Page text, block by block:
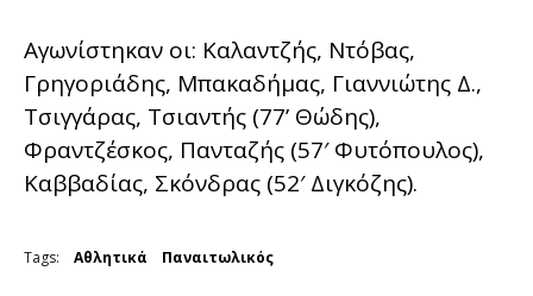
Αγωνίστηκαν οι: Καλαντζής, Ντόβας,
Γρηγοριάδης, Μπακαδήμας, Γιαννιώτης Δ.,
Τσιγγάρας, Τσιαντής (77’ Θώδης),
Φραντζέσκος, Πανταζής (57′ Φυτόπουλος),
Καββαδίας, Σκόνδρας (52′ Διγκόζης).
Tags: Αθλητικά Παναιτωλικός